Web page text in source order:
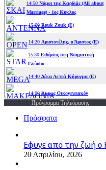
Πρόγραμμα Τηλεόρασης
Πρόσφατα
Εφυγε απο την ζωή o
20 Απριλίου, 2026